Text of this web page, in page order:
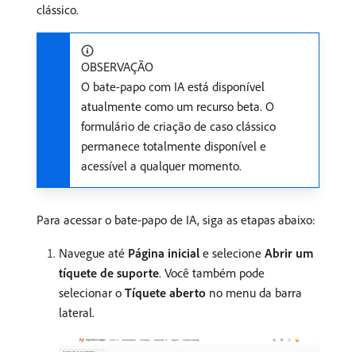
clássico.
OBSERVAÇÃO
O bate-papo com IA está disponível
atualmente como um recurso beta. O
formulário de criação de caso clássico
permanece totalmente disponível e
acessível a qualquer momento.
Para acessar o bate-papo de IA, siga as etapas abaixo:
Navegue até Página inicial e selecione Abrir um
tíquete de suporte. Você também pode
selecionar o Tíquete aberto no menu da barra
lateral.